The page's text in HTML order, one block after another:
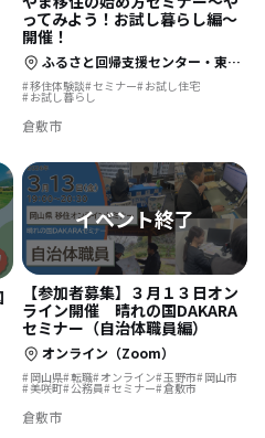
ってみよう！お試し暮らし編～
開催！
ふるさと回帰支援センター・東京セミナールームC、D
移住体験談 セミナー お試し住宅
お試し暮らし
倉敷市
【参加者募集】３月１３日オン
ライン開催 晴れの国DAKARA
セミナー（自治体職員編）
オンライン（Zoom）
岡山県 転職 オンライン 玉野市 岡山市
美咲町 公務員 セミナー 倉敷市
倉敷市